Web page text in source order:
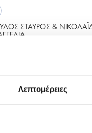
Λεπτομέρειες
ΣΤΑΥΡΟΣ &
- ΓΥΝΑΙΚΟΛΟΓΙΚΗ